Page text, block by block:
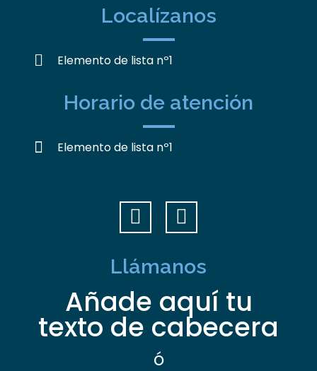
Localízanos
Elemento de lista nº1
Horario de atención
Elemento de lista nº1
Llámanos
Añade aquí tu
texto de cabecera
ó